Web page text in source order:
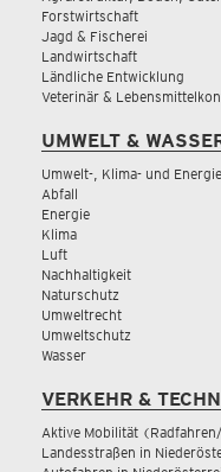
Forstwirtschaft
Jagd & Fischerei
Landwirtschaft
Ländliche Entwicklung
Veterinär &
UMWELT &
Umwelt-, Klima- und
Abfall
Energie
Klima
Luft
Nachhaltigkeit
Naturschutz
Umweltrecht
Umweltschutz
Wasser
VERKEHR &
Aktive Mobilität
Landesstraßen in